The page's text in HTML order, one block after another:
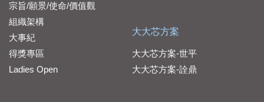
宗旨/願景/使命/價值觀
組織架構
大事紀
得獎專區
Ladies Open
大大芯方案
大大芯方案-世平
大大芯方案-詮鼎